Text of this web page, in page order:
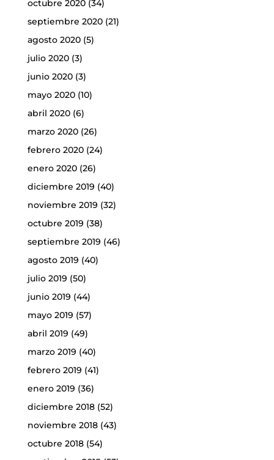
octubre 2020(34)
septiembre 2020(21)
agosto 2020(5)
julio 2020(3)
junio 2020(3)
mayo 2020(10)
abril 2020(6)
marzo 2020(26)
febrero 2020(24)
enero 2020(26)
diciembre 2019 (40)
noviembre 2019 (32)
octubre 2019 (38)
septiembre 2019 (46)
agosto 2019 (40)
julio 2019 (50)
junio 2019 (44)
mayo 2019 (57)
abril 2019 (49)
marzo 2019 (40)
febrero 2019 (41)
enero 2019 (36)
diciembre 2018(52)
noviembre 2018(43)
octubre 2018(54)